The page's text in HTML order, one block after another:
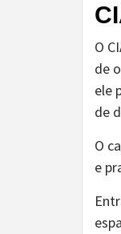
O
de
ele
de
O
e